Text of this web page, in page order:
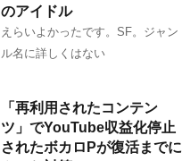
のアイドル
えらいよかったです。SF。ジャン
ル名に詳しくはない
「再利用されたコンテン
ツ」でYouTube収益化停止
されたボカロPが復活までに